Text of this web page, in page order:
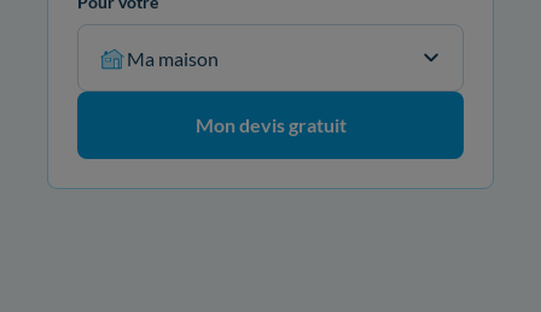
Ma maison
Mon devis gratuit